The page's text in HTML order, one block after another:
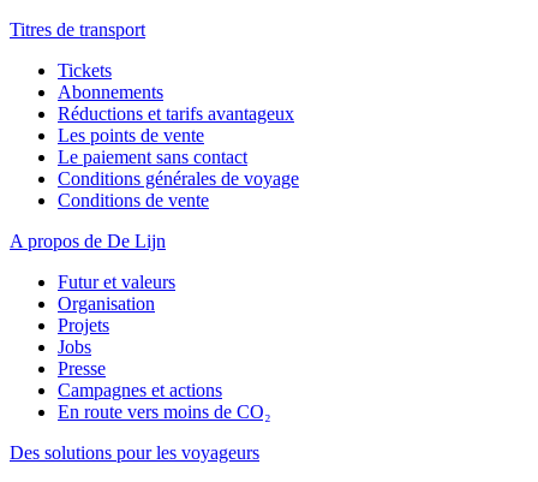
Titres de transport
Tickets
Abonnements
Réductions et tarifs avantageux
Les points de vente
Le paiement sans contact
Conditions générales de voyage
Conditions de vente
A propos de De Lijn
Futur et valeurs
Organisation
Projets
Jobs
Presse
Campagnes et actions
En route vers moins de CO₂
Des solutions pour les voyageurs